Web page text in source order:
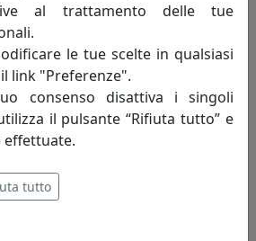
MX004
al trattamento delle tue
le tue scelte in qualsiasi
link "Preferenze".
consenso disattiva i singoli
il pulsante “Rifiuta tutto” e
effettuate.
tutto